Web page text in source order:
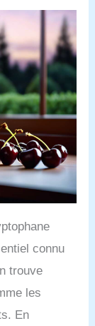
connu
trouve
les
En